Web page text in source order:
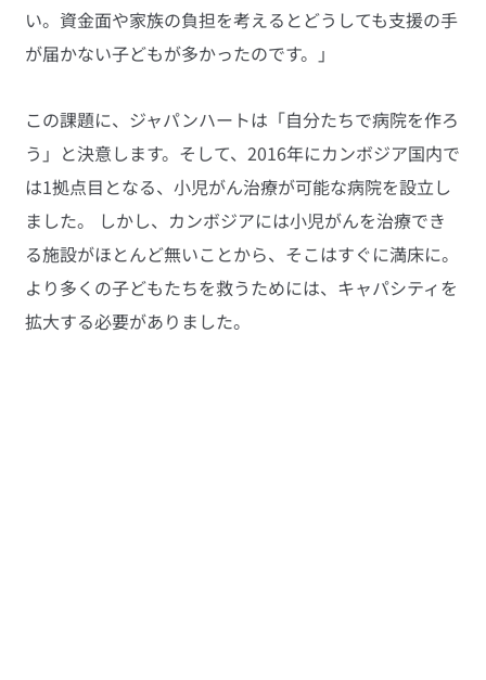
い。資金面や家族の負担を考えるとどうしても支援の手
が届かない子どもが多かったのです。」
この課題に、ジャパンハートは「自分たちで病院を作ろ
う」と決意します。そして、2016年にカンボジア国内で
は1拠点目となる、小児がん治療が可能な病院を設立し
ました。 しかし、カンボジアには小児がんを治療でき
る施設がほとんど無いことから、そこはすぐに満床に。
より多くの子どもたちを救うためには、キャパシティを
拡大する必要がありました。